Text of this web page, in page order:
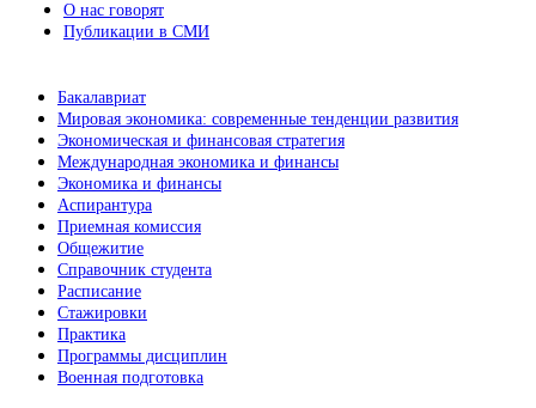
О нас говорят
Публикации в СМИ
Бакалавриат
Мировая экономика: современные тенденции развития
Экономическая и финансовая стратегия
Международная экономика и финансы
Экономика и финансы
Аспирантура
Приемная комиссия
Общежитие
Справочник студента
Расписание
Стажировки
Практика
Программы дисциплин
Военная подготовка